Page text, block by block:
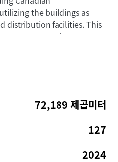
the buildings as
distribution facilities. This
an opportunity to
located in a critical
72,189 제곱미터
127
2024